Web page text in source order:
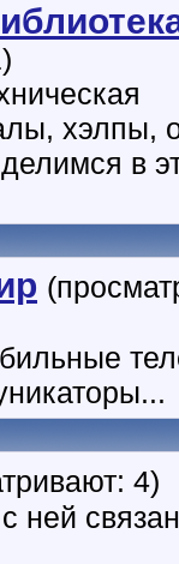
хэлпы,
в
4)
ней